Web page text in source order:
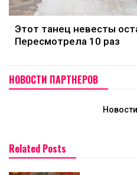
Этот танец невесты
Пересмотрела 10 раз
НОВОСТИ ПАРТНЕРОВ
Related Posts